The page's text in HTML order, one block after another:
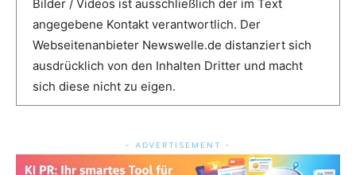
Bilder / Videos ist ausschließlich der im Text
angegebene Kontakt verantwortlich. Der
Webseitenanbieter Newswelle.de distanziert sich
ausdrücklich von den Inhalten Dritter und macht
sich diese nicht zu eigen.
- ADVERTISEMENT -